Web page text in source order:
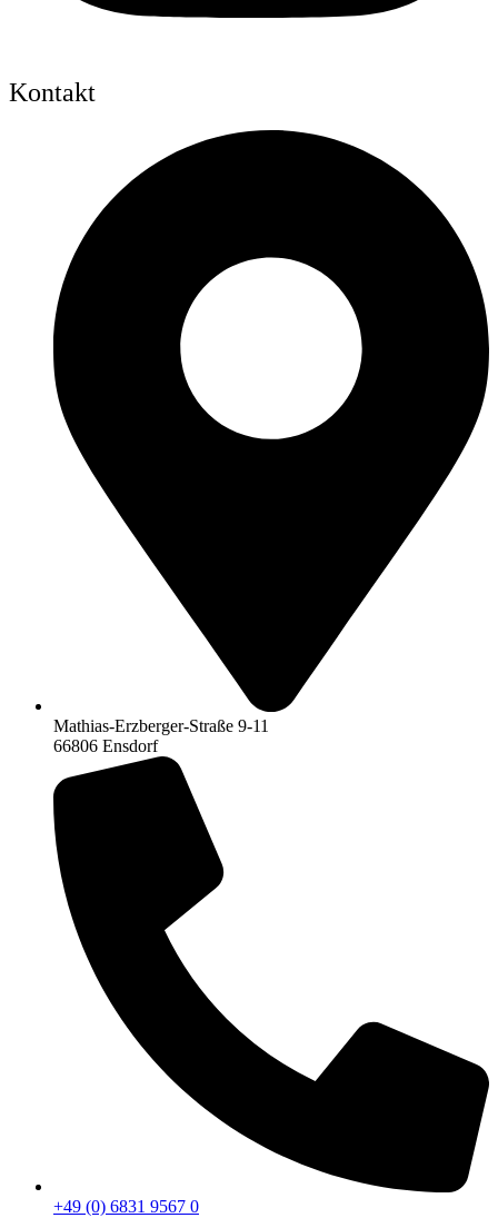
Kontakt
Mathias-Erzberger-Straße 9-11
66806 Ensdorf
+49 (0) 6831 9567 0